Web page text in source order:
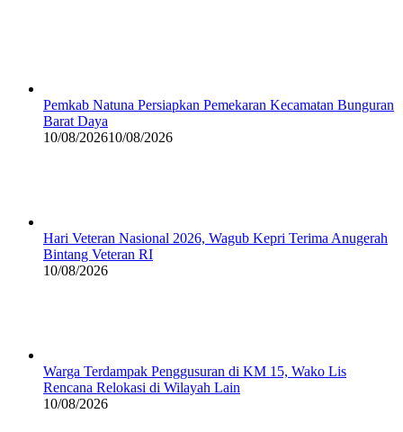
Pemkab Natuna Persiapkan Pemekaran Kecamatan Bunguran
Barat Daya
10/08/202610/08/2026
Hari Veteran Nasional 2026, Wagub Kepri Terima Anugerah
Bintang Veteran RI
10/08/2026
Warga Terdampak Penggusuran di KM 15, Wako Lis
Rencana Relokasi di Wilayah Lain
10/08/2026